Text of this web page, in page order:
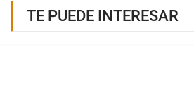
TE PUEDE INTERESAR